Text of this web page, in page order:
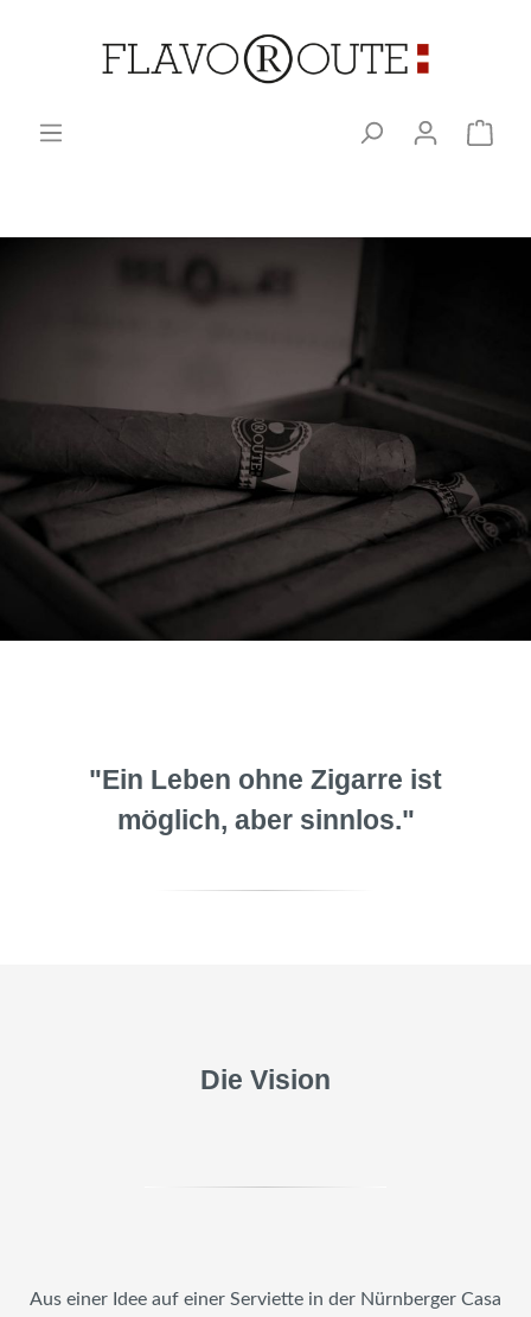
"Ein Leben ohne Zigarre ist
möglich, aber sinnlos."
Die Vision
Aus einer Idee auf einer Serviette in der Nürnberger Casa